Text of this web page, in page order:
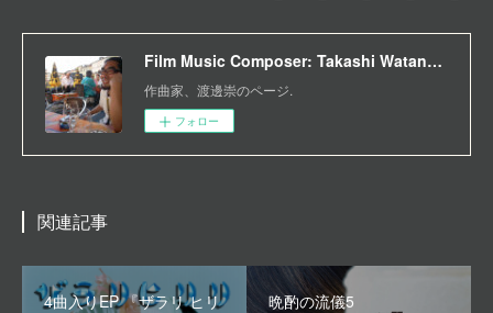
Film Music Composer: Takashi Watanabe
作曲家、渡邊崇のページ.
フォロー
関連記事
4曲入りEP 『ザラリ ヒリ
晩酌の流儀5